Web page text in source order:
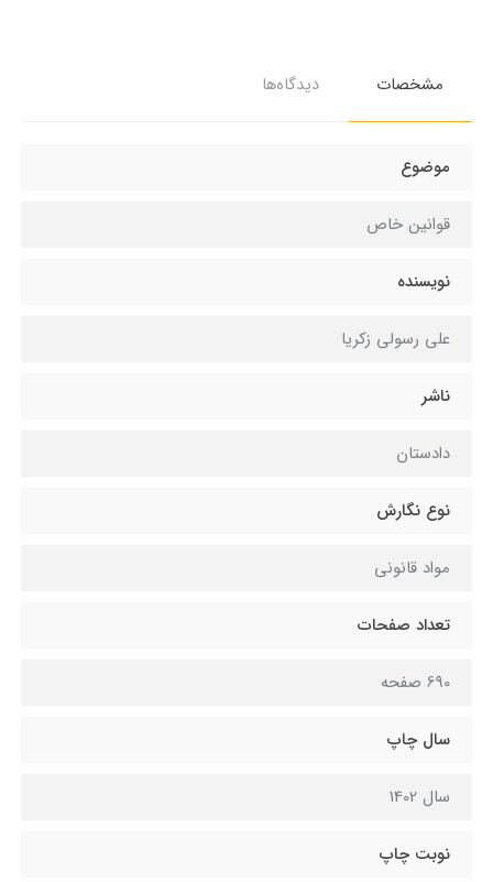
مشخصات دیدگاه‌ها
موضوع
قوانین خاص
نویسنده
علی رسولی زکریا
ناشر
دادستان
نوع نگارش
مواد قانونی
تعداد صفحات
690 صفحه
سال چاپ
سال 1402
نوبت چاپ